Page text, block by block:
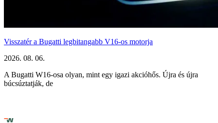
Visszatér a Bugatti legbitangabb V16-os motorja
2026. 08. 06.
A Bugatti W16-osa olyan, mint egy igazi akcióhős. Újra és újra
búcsúztatják, de